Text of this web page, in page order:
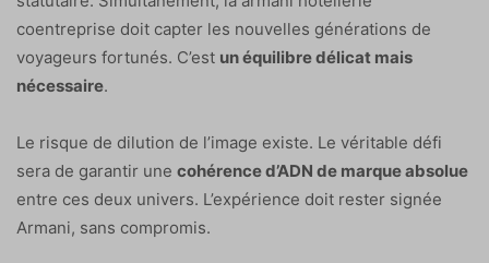
coentreprise doit capter les nouvelles générations de
voyageurs fortunés. C’est un équilibre délicat mais
nécessaire.
Le risque de dilution de l’image existe. Le véritable défi
sera de garantir une cohérence d’ADN de marque absolue
entre ces deux univers. L’expérience doit rester signée
Armani, sans compromis.